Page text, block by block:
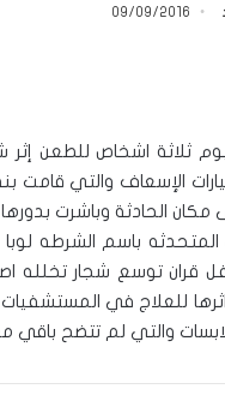
09/09/2016
ثلاثة اشخاص للطعن
الإسعاف والتي قامت
مكان الحادثة وباشرت
باسم الشرطه
للعلاج في
والتي لم تتضح باقي